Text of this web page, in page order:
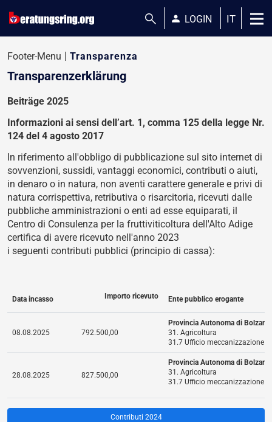
search person LOGIN IT
Footer-Menu Transparenza
Transparenzerklärung
Beiträge 2025
Informazioni ai sensi dell’art. 1, comma 125 della legge Nr.
124 del 4 agosto 2017
In riferimento all'obbligo di pubblicazione sul sito internet di
sovvenzioni, sussidi, vantaggi economici, contributi o aiuti,
in denaro o in natura, non aventi carattere generale e privi di
natura corrispettiva, retributiva o risarcitoria, ricevuti dalle
pubbliche amministrazioni o enti ad esse equiparati, il
Centro di Consulenza per la fruttiviticoltura dell'Alto Adige
certifica di avere ricevuto nell'anno 2023
i seguenti contributi pubblici (principio di cassa):
Data incasso Importo ricevuto Ente pubblico erogante
08.08.2025 792.500,00
Provincia Autonoma di
31. Agricoltura
31.7 Ufficio meccanizzazione
28.08.2025 827.500,00
Provincia Autonoma di
31. Agricoltura
31.7 Ufficio meccanizzazione
Contributi 2024